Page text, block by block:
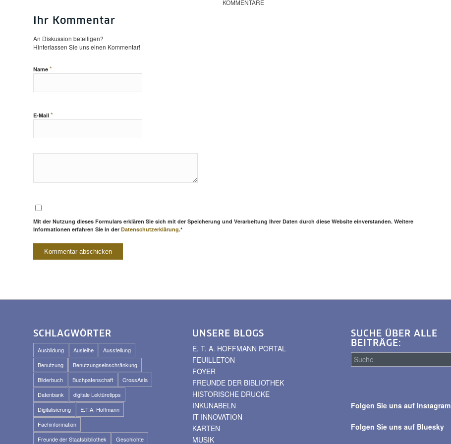
KOMMENTARE
Ihr Kommentar
An Diskussion beteiligen?
Hinterlassen Sie uns einen Kommentar!
Name *
E-Mail *
Mit der Nutzung dieses Formulars erklären Sie sich mit der Speicherung und Verarbeitung Ihrer Daten durch diese Website einverstanden. Weitere
Informationen erfahren Sie in der Datenschutzerklärung.*
SCHLAGWÖRTER
Ausbildung Ausleihe
Ausstellung
Benutzung
Benutzungseinschränkung
Bilderbuch
Buchpatenschaft
CrossAsia
Datenbank
digitale Lektüretipps
Digitalisierung
E.T.A. Hoffmann
Fachinformation
Freunde der Staatsbibliothek
Geschichte
UNSERE BLOGS
E. T. A. HOFFMANN PORTAL
FEUILLETON
FOYER
FREUNDE DER BIBLIOTHEK
HISTORISCHE DRUCKE
INKUNABELN
IT-INNOVATION
KARTEN
MUSIK
SUCHE ÜBER ALLE
BEITRÄGE:
alle
Folgen Sie uns auf Instagram
Folgen Sie uns auf Bluesky